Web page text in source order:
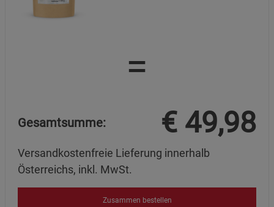
=
Gesamtsumme: € 49,98
Versandkostenfreie Lieferung innerhalb
Österreichs, inkl. MwSt.
Zusammen bestellen